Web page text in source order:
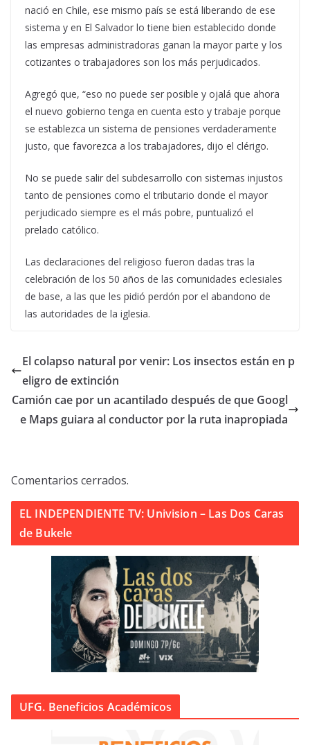
nació en Chile, ese mismo país se está liberando de ese
sistema y en El Salvador lo tiene bien establecido donde
las empresas administradoras ganan la mayor parte y los
cotizantes o trabajadores son los más perjudicados.
Agregó que, “eso no puede ser posible y ojalá que ahora
el nuevo gobierno tenga en cuenta esto y trabaje porque
se establezca un sistema de pensiones verdaderamente
justo, que favorezca a los trabajadores, dijo el clérigo.
No se puede salir del subdesarrollo con sistemas injustos
tanto de pensiones como el tributario donde el mayor
perjudicado siempre es el más pobre, puntualizó el
prelado católico.
Las declaraciones del religioso fueron dadas tras la
celebración de los 50 años de las comunidades eclesiales
de base, a las que les pidió perdón por el abandono de
las autoridades de la iglesia.
El colapso natural por venir: Los insectos están en p
eligro de extinción
Camión cae por un acantilado después de que Googl
e Maps guiara al conductor por la ruta inapropiada
Comentarios cerrados.
EL INDEPENDIENTE TV: Univision – Las Dos Caras
de Bukele
UFG. Beneficios Académicos